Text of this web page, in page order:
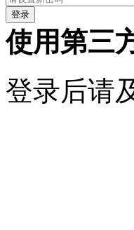
使用第三
登录后请